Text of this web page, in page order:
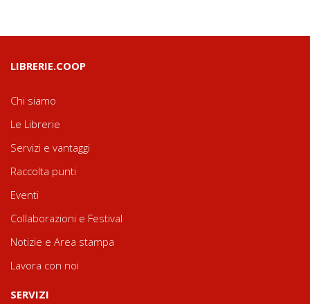
LIBRERIE.COOP
Chi siamo
Le Librerie
Servizi e vantaggi
Raccolta punti
Eventi
Collaborazioni e Festival
Notizie e Area stampa
Lavora con noi
SERVIZI